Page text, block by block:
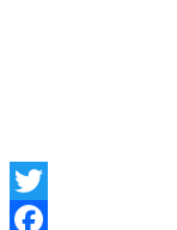
Twitter